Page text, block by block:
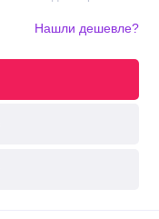
Нашли дешевле?